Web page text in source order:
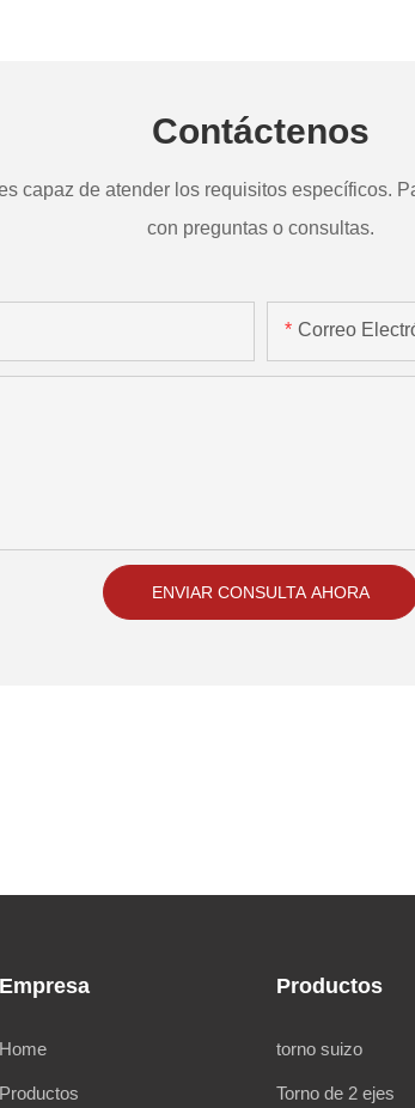
Contáctenos
capaz de atender los requisitos específicos.
con preguntas o consultas.
Correo
ENVIAR CONSULTA AHORA
Empresa
Home
Productos
Productos
torno suizo
Torno de 2 ejes